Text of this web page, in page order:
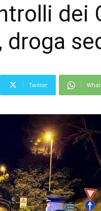
dei
droga
Twitter